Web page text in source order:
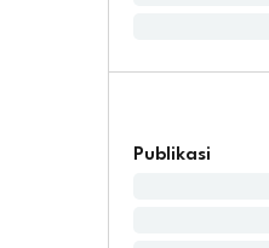
Publikasi